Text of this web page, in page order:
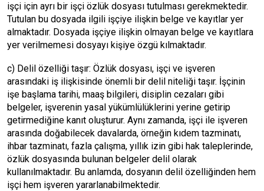
işçi için ayrı bir işçi özlük dosyası tutulması gerekmektedir.
Tutulan bu dosyada ilgili işçiye ilişkin belge ve kayıtlar yer
almaktadır. Dosyada işçiye ilişkin olmayan belge ve kayıtlara
yer verilmemesi dosyayı kişiye özgü kılmaktadır.
c) Delil özelliği taşır: Özlük dosyası, işçi ve işveren
arasındaki iş ilişkisinde önemli bir delil niteliği taşır. İşçinin
işe başlama tarihi, maaş bilgileri, disiplin cezaları gibi
belgeler, işverenin yasal yükümlülüklerini yerine getirip
getirmediğine kanıt oluşturur. Aynı zamanda, işçi ile işveren
arasında doğabilecek davalarda, örneğin kıdem tazminatı,
ihbar tazminatı, fazla çalışma, yıllık izin gibi hak taleplerinde,
özlük dosyasında bulunan belgeler delil olarak
kullanılmaktadır. Bu anlamda, dosyanın delil özelliğinden hem
işçi hem işveren yararlanabilmektedir.